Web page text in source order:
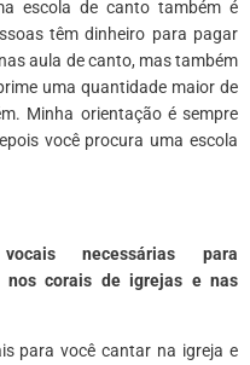
escola de canto também é
têm dinheiro para pagar
aula de canto, mas também
uma quantidade maior de
Minha orientação é sempre
você procura uma escola
necessárias para
nos corais de igrejas e nas
para você cantar na igreja e